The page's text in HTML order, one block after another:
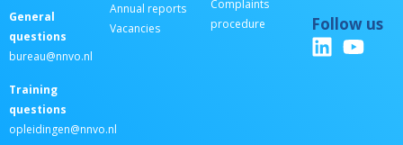
General
questions
bureau@nnvo.nl
Training
questions
opleidingen@nnvo.nl
Annual reports
Vacancies
Complaints
procedure
Follow us